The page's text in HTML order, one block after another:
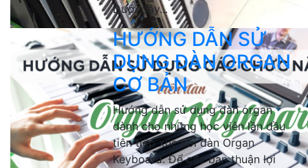
Dưới đây...
HƯỚNG DẪN SỬ
DỤNG ĐÀN ORGAN
CƠ BẢN
Hướng dẫn sử dụng đàn organ
dành cho những học viên lần đầu
tiên tiếp xúc với đàn Organ
Keyboard. Để các bạn thuận lợi